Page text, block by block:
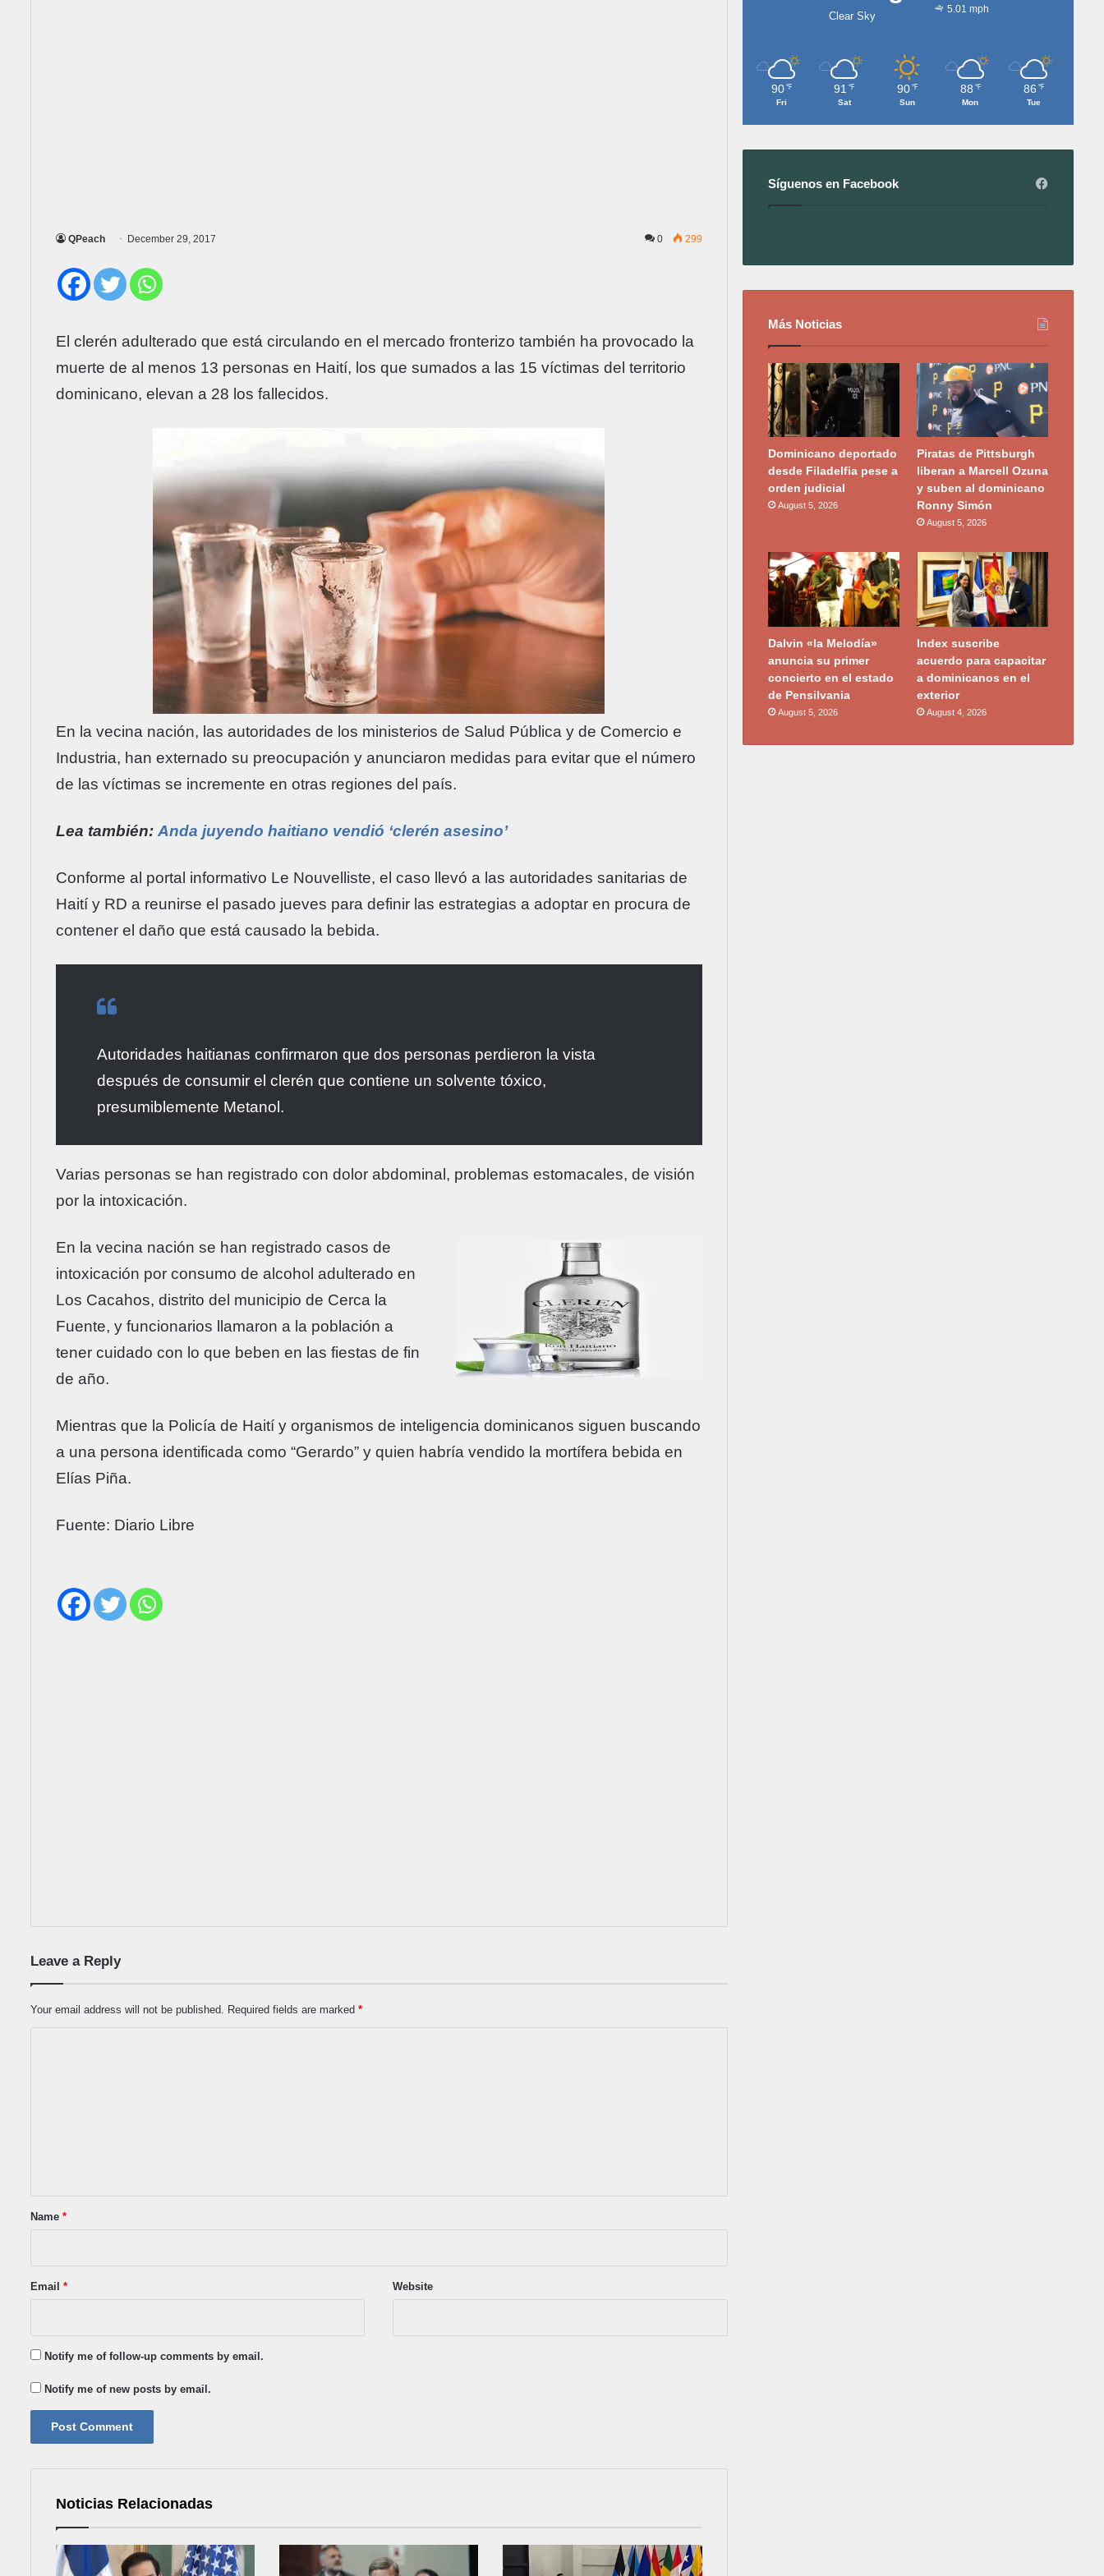
QPeach December 29, 2017 0 299
El clerén adulterado que está circulando en el mercado fronterizo también ha provocado la
muerte de al menos 13 personas en Haití, los que sumados a las 15 víctimas del territorio
dominicano, elevan a 28 los fallecidos.
En la vecina nación, las autoridades de los ministerios de Salud Pública y de Comercio e
Industria, han externado su preocupación y anunciaron medidas para evitar que el número
de las víctimas se incremente en otras regiones del país.
Lea también: Anda juyendo haitiano vendió ‘clerén asesino’
Conforme al portal informativo Le Nouvelliste, el caso llevó a las autoridades sanitarias de
Haití y RD a reunirse el pasado jueves para definir las estrategias a adoptar en procura de
contener el daño que está causado la bebida.
Autoridades haitianas confirmaron que dos personas perdieron la vista
después de consumir el clerén que contiene un solvente tóxico,
presumiblemente Metanol.
Varias personas se han registrado con dolor abdominal, problemas estomacales, de visión
por la intoxicación.
En la vecina nación se han registrado casos de
intoxicación por consumo de alcohol adulterado en
Los Cacahos, distrito del municipio de Cerca la
Fuente, y funcionarios llamaron a la población a
tener cuidado con lo que beben en las fiestas de fin
de año.
Mientras que la Policía de Haití y organismos de inteligencia dominicanos siguen buscando
a una persona identificada como “Gerardo” y quien habría vendido la mortífera bebida en
Elías Piña.
Fuente: Diario Libre
Leave a Reply
Your email address will not be published. Required fields are marked *
*Name *
Email * Website
Notify me of follow-up comments by email.
Notify me of new posts by email.
Noticias Relacionadas
Clear Sky
5.01 mph
90 ℉
Fri
91 ℉
Sat
90 ℉
Sun
88 ℉
Mon
86 ℉
Tue
Síguenos en Facebook
Más Noticias
Dominicano deportado
desde Filadelfia pese a
orden judicial
August 5, 2026
Piratas de Pittsburgh
liberan a Marcell Ozuna
y suben al dominicano
Ronny Simón
August 5, 2026
Dalvin «la Melodía»
anuncia su primer
concierto en el estado
de Pensilvania
August 5, 2026
Index suscribe
acuerdo para capacitar
a dominicanos en el
exterior
August 4, 2026